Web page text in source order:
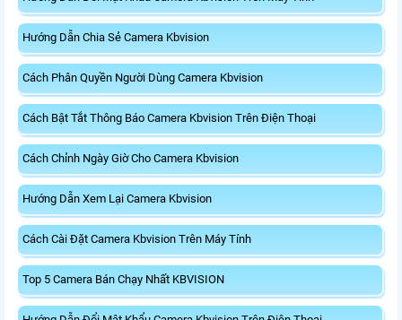
Hướng Dẫn Chia Sẻ Camera Kbvision
Cách Phân Quyền Người Dùng Camera Kbvision
Cách Bật Tắt Thông Báo Camera Kbvision Trên Điện Thoại
Cách Chỉnh Ngày Giờ Cho Camera Kbvision
Hướng Dẫn Xem Lại Camera Kbvision
Cách Cài Đặt Camera Kbvision Trên Máy Tính
Top 5 Camera Bán Chạy Nhất KBVISION